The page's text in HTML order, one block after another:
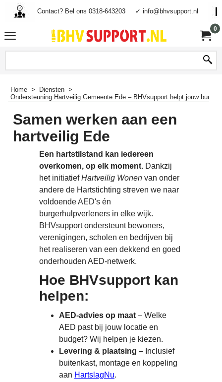
Contact? Bel ons 0318-643203 ✓ info@bhvsupport.nl
0
Home > Diensten >
Ondersteuning Hartveilig Gemeente Ede – BHVsupport helpt jouw buurt
Samen werken aan een
hartveilig Ede
Een hartstilstand kan iedereen
overkomen, op elk moment. Dankzij
het initiatiefHartveilig Wonen van onder
andere de Hartstichting streven we naar
voldoende AED's én
burgerhulpverleners in elke wijk.
BHVsupport ondersteunt bewoners,
verenigingen, scholen en bedrijven bij
het realiseren van een dekkend en goed
onderhouden AED-netwerk.
Hoe BHVsupport kan
helpen:
AED-advies op maat – Welke
AED past bij jouw locatie en
budget? Wij helpen je kiezen.
Levering & plaatsing – Inclusief
buitenkast, montage en koppeling
aan HartslagNu.